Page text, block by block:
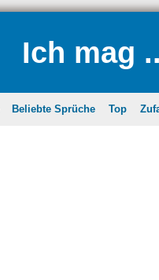
Ich mag
Beliebte Sprüche Top